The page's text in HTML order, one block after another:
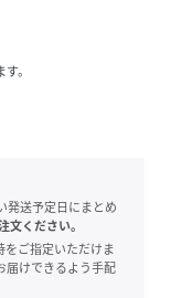
。
発送予定日にまとめ
文ください。
ご指定いただけま
届けできるよう手配